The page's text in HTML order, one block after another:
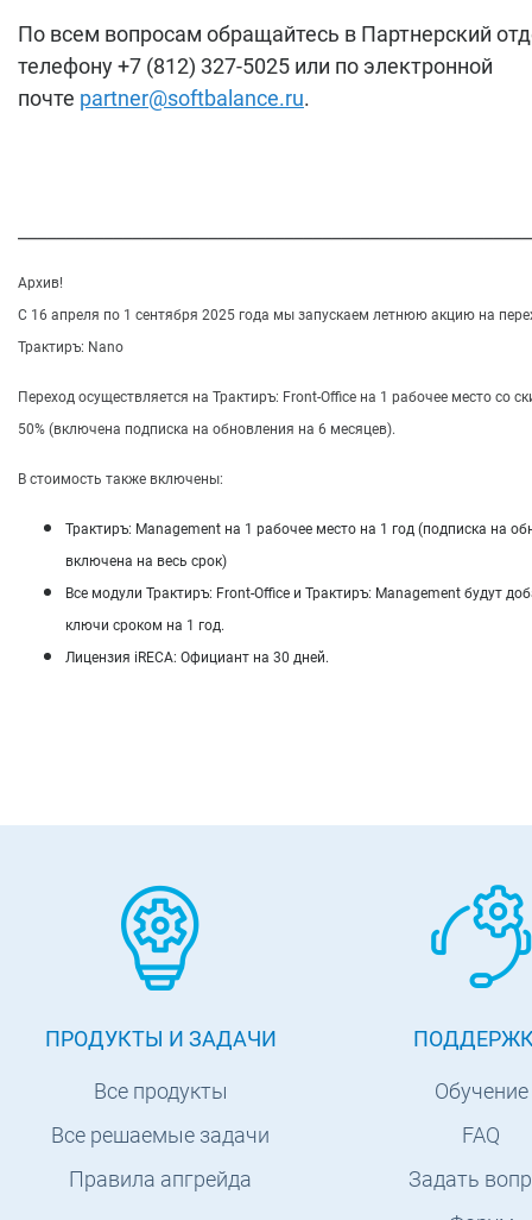
По всем вопросам обращайтесь в Партнерский
телефону +7 (812) 327-5025 или по электронной
почте partner@softbalance.ru.
Архив!
С 16 апреля по 1 сентября 2025 года мы запускаем летнюю акцию на
Трактиръ: Nano
Переход осуществляется на Трактиръ: Front-Office на 1 рабочее место со
50% (включена подписка на обновления на 6 месяцев).
В стоимость также включены:
Трактиръ: Management на 1 рабочее место на 1 год (подписка на
включена на весь срок)
Все модули Трактиръ: Front-Office и Трактиръ: Management будут
ключи сроком на 1 год.
Лицензия iRECA: Официант на 30 дней.
ПРОДУКТЫ И ЗАДАЧИ
Все продукты
Все решаемые задачи
Правила апгрейда
Обучение
FAQ
Задать